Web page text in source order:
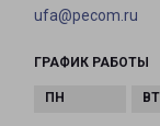
ufa@pecom.ru
ГРАФИК РАБОТЫ